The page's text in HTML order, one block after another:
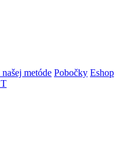
metóde Pobočky Eshop